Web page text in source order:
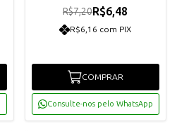
R$7,20R$6,48
R$6,16 com PIX
COMPRAR
Consulte-nos pelo WhatsApp